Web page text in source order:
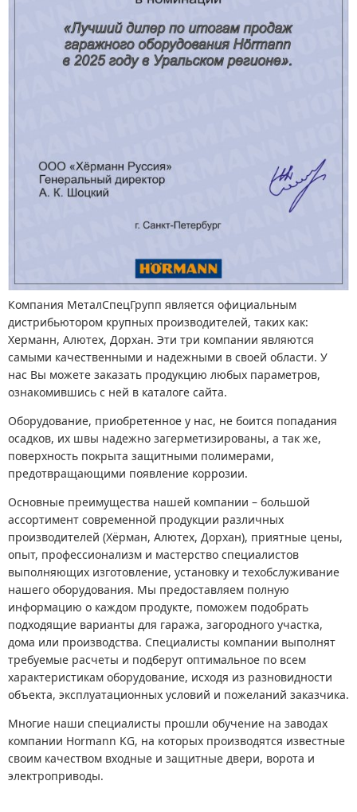
Компания МеталСпецГрупп является официальным
дистрибьютором крупных производителей, таких как:
Херманн, Алютех, Дорхан. Эти три компании являются
самыми качественными и надежными в своей области. У
нас Вы можете заказать продукцию любых параметров,
ознакомившись с ней в каталоге сайта.
Оборудование, приобретенное у нас, не боится попадания
осадков, их швы надежно загерметизированы, а так же,
поверхность покрыта защитными полимерами,
предотвращающими появление коррозии.
Основные преимущества нашей компании – большой
ассортимент современной продукции различных
производителей (Хёрман, Алютех, Дорхан), приятные цены,
опыт, профессионализм и мастерство специалистов
выполняющих изготовление, установку и техобслуживание
нашего оборудования. Мы предоставляем полную
информацию о каждом продукте, поможем подобрать
подходящие варианты для гаража, загородного участка,
дома или производства. Специалисты компании выполнят
требуемые расчеты и подберут оптимальное по всем
характеристикам оборудование, исходя из разновидности
объекта, эксплуатационных условий и пожеланий заказчика.
Многие наши специалисты прошли обучение на заводах
компании Hormann KG, на которых производятся известные
своим качеством входные и защитные двери, ворота и
электроприводы.